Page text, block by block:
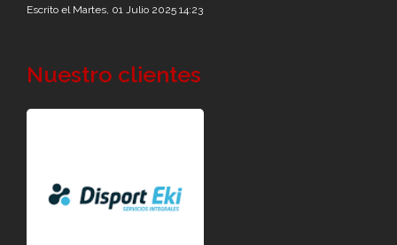
Escrito el Martes, 01 Julio 2025 14:23
Nuestro clientes